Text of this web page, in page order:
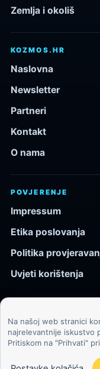
Zemlja i okoliš
KOZMOS.HR
Naslovna
Newsletter
Partneri
Kontakt
O nama
POVJERENJE
Impressum
Etika poslovanja
Politika
Uvjeti korištenja
© 2026
Svemir, znanost,
Na našoj web stranici
najrelevantnije iskustvo
Pritiskom na "Prihvati"